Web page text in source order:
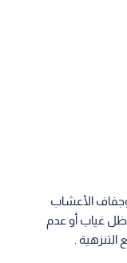
وجفاف الأعشاب
غياب أو عدم
.